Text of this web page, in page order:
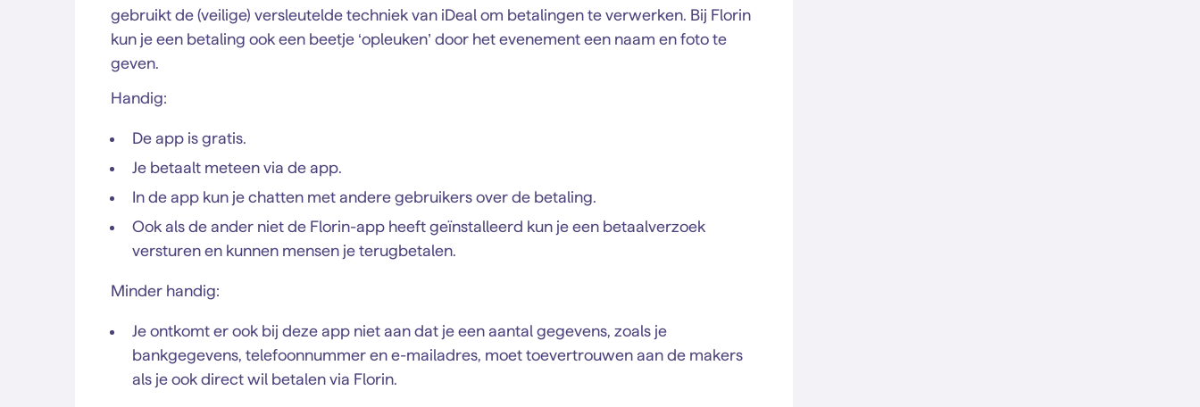
gebruikt de (veilige) versleutelde techniek van iDeal om betalingen te verwerken. Bij Florin
kun je een betaling ook een beetje ‘opleuken’ door het evenement een naam en foto te
geven.
Handig:
De app is gratis.
Je betaalt meteen via de app.
In de app kun je chatten met andere gebruikers over de betaling.
Ook als de ander niet de Florin-app heeft geïnstalleerd kun je een betaalverzoek
versturen en kunnen mensen je terugbetalen.
Minder handig:
Je ontkomt er ook bij deze app niet aan dat je een aantal gegevens, zoals je
bankgegevens, telefoonnummer en e-mailadres, moet toevertrouwen aan de makers
als je ook direct wil betalen via Florin.